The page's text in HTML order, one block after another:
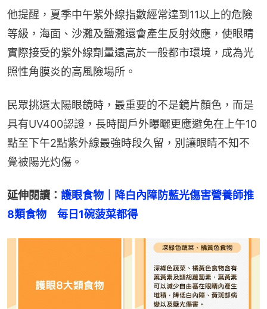
他提醒，夏季中午紫外線指數經常達到11以上的危險
等級，海面、沙灘及鹽灘還會產生反射效應，使眼睛
實際接受的紫外線劑量遠高於一般都市環境，成為光
照性角膜炎的高風險場所。
民眾挑選太陽眼鏡時，最重要的不是鏡片顏色，而是
具有UV400認證，長時間戶外曝曬更應避免在上午10
點至下午2點紫外線最強時段久留，別讓眼睛不知不
覺被陽光灼傷。
延伸閱讀： 護眼食物｜降白內障防藍光傷害營養師推
8類食物　每日1碗菠菜都得